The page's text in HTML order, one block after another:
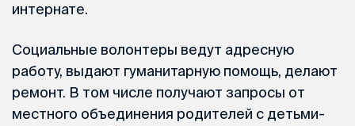
интернате.
Социальные волонтеры ведут адресную
работу, выдают гуманитарную помощь, делают
ремонт. В том числе получают запросы от
местного объединения родителей с детьми-